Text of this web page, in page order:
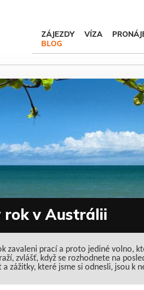
ZÁJEZDY VÍZA
BLOG
rok v Austrálii
zavaleni prací a proto jediné volno,
zvlášť, když se rozhodnete na
zážitky, které jsme si odnesli, jsou k